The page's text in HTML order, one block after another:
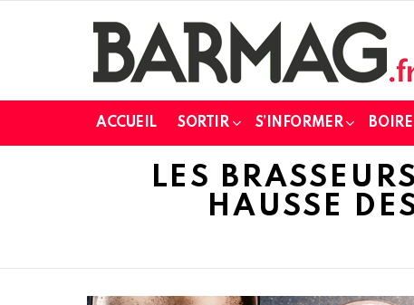
ACCUEIL SORTIR S’INFORMER BOIRE
LES
HAUSSE